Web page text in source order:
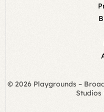
© 2026 Playgrounds –
Studios